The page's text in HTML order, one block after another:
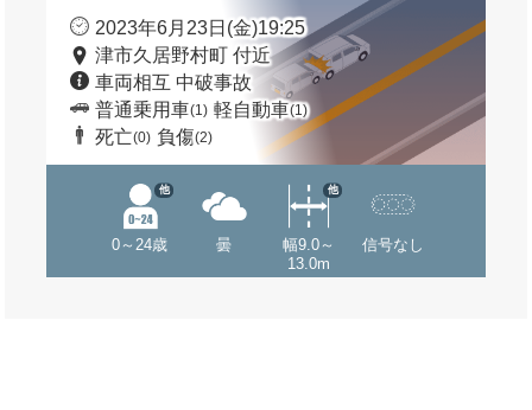
2023年6月23日(金)19:25
津市久居野村町 付近
車両相互 中破事故
普通乗用車(1) 軽自動車(1)
死亡(0) 負傷(2)
0～24歳
他
曇
幅9.0～
13.0m
他
信号なし